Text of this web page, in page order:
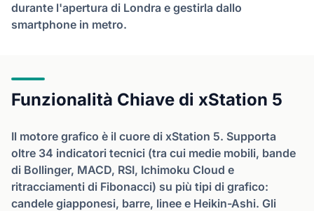
durante l'apertura di Londra e gestirla dallo
smartphone in metro.
Funzionalità Chiave di xStation 5
Il motore grafico è il cuore di xStation 5. Supporta
oltre 34 indicatori tecnici (tra cui medie mobili, bande
di Bollinger, MACD, RSI, Ichimoku Cloud e
ritracciamenti di Fibonacci) su più tipi di grafico:
candele giapponesi, barre, linee e Heikin-Ashi. Gli